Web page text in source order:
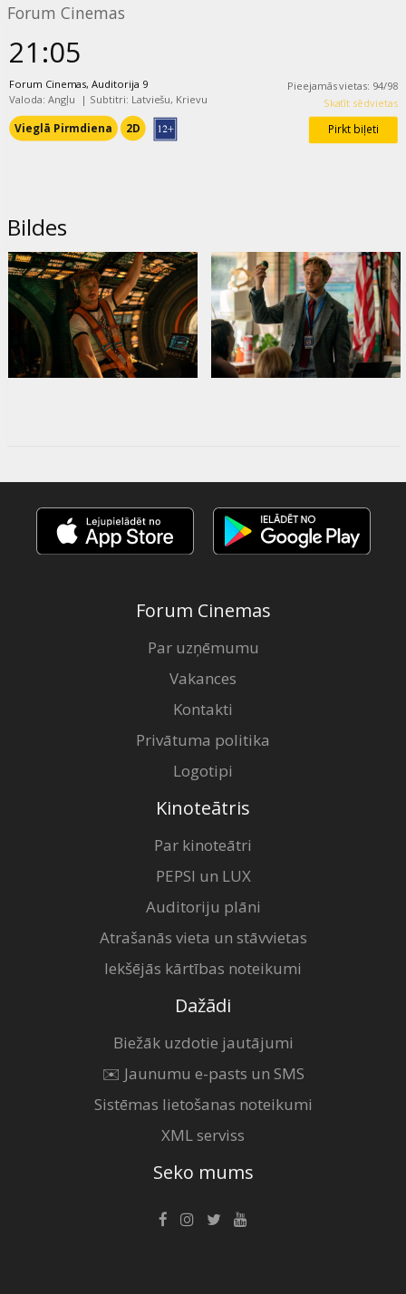
Forum Cinemas
21:05
Forum Cinemas, Auditorija 9
Valoda: Angļu | Subtitri: Latviešu, Krievu
Vieglā Pirmdiena 2D
Pieejamās vietas: 94/98
Skatīt sēdvietas
Pirkt biļeti
Bildes
Forum Cinemas
Par uzņēmumu
Vakances
Kontakti
Privātuma politika
Logotipi
Kinoteātris
Par kinoteātri
PEPSI un LUX
Auditoriju plāni
Atrašanās vieta un stāvvietas
Iekšējās kārtības noteikumi
Dažādi
Biežāk uzdotie jautājumi
✉️ Jaunumu e-pasts un SMS
Sistēmas lietošanas noteikumi
XML serviss
Seko mums